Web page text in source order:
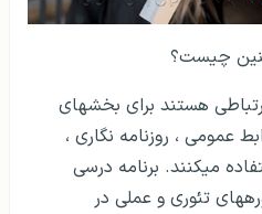
چیست؟
هستند برای بخش­های
عمومی ، روزنامه نگاری ،
می­کنند. برنامه درسی
تئوری و عملی در